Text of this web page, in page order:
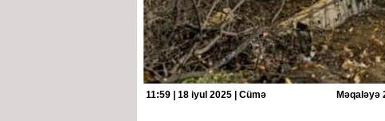
11:59 | 18 iyul 2025 | Cümə Məqaləyə